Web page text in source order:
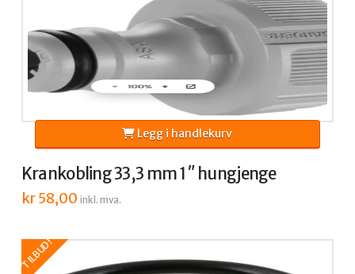
Krankobling 33,3 mm 1″ hungjenge
kr58,00 inkl. mva.
Legg i handlekurv
TILBUD!